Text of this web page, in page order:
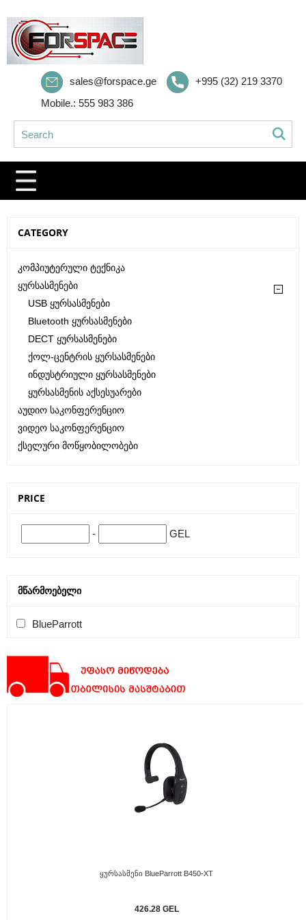
sales@forspace.ge
+995 (32) 219 3370
Mobile.: 555 983 386
CATEGORY
Კომპიუტერული Ტექნიკა
Ყურსასმენები
USB Ყურსასმენები
Bluetooth Ყურსასმენები
DECT Ყურსასმენები
Ქოლ-Ცენტრის Ყურსასმენები
Ინდუსტრიული Ყურსასმენები
Ყურსასმენის Აქსესუარები
Აუდიო Საკონფერენციო
Ვიდეო Საკონფერენციო
Ქსელური Მოწყობილობები
PRICE
- GEL
ᲛᲬᲐᲠᲛᲝᲔᲑᲔᲚᲘ
BlueParrott
Ყურსასმენი BlueParrott B450-XT
426.28 GEL